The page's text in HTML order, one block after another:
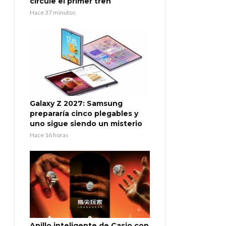
Hace 37 minutos
Galaxy Z 2027: Samsung
prepararía cinco plegables y
uno sigue siendo un misterio
Hace 16 horas